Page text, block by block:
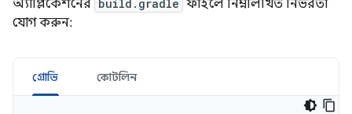
অ্যাপ্লিকেশনের build.gradle ফাইলে নিম্নলিখিত নির্ভরতা
যোগ করুন:
গ্রোভি কোটলিন